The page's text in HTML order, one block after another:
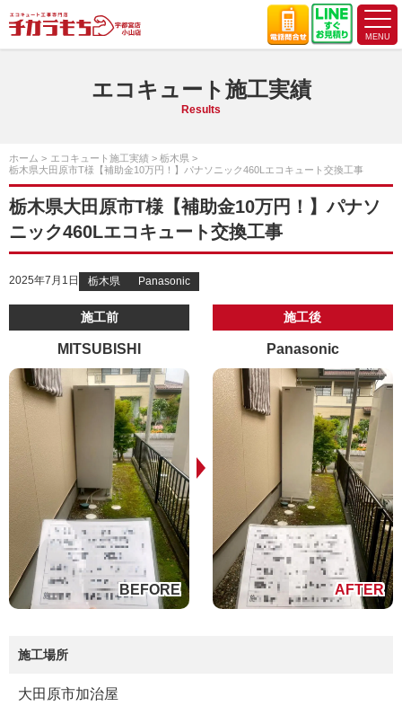
エコキュート施工実績
Results
ホーム エコキュート施工実績
栃木県
栃木県大田原市T様【補助金10万円！】パナソニック460Lエコキュート交換工事
栃木県大田原市T様【補助金10万円！】パナソ
ニック460Lエコキュート交換工事
2025年7月1日 栃木県 Panasonic
施工前
MITSUBISHI
施工後
Panasonic
施工場所
大田原市加治屋